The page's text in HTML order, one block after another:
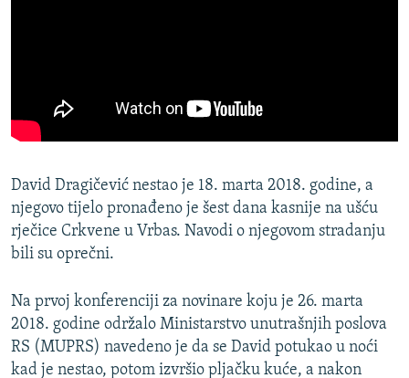
David Dragičević nestao je 18. marta 2018. godine, a
njegovo tijelo pronađeno je šest dana kasnije na ušću
rječice Crkvene u Vrbas. Navodi o njegovom stradanju
bili su oprečni.
Na prvoj konferenciji za novinare koju je 26. marta
2018. godine održalo Ministarstvo unutrašnjih poslova
RS (MUPRS) navedeno je da se David potukao u noći
kad je nestao, potom izvršio pljačku kuće, a nakon